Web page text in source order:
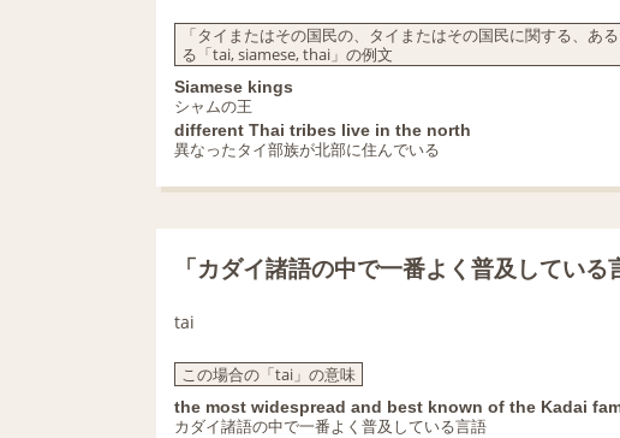
「タイまたはその国民の、タイまたはその国民に関する、
る「tai, siamese, thai」の例文
Siamese kings
シャムの王
different Thai tribes live in the north
異なったタイ部族が北部に住んでいる
「カダイ諸語の中で一番よく普及してい
tai
この場合の「tai」の意味
the most widespread and best known of the Kadai
カダイ諸語の中で一番よく普及している言語